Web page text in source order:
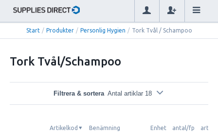
Start / Produkter / Personlig Hygien / Tork Tvål / Schampoo
Tork Tvål/Schampoo
Filtrera & sortera Antal artiklar 18
Artikelkod Benämning Enhet antal/fp